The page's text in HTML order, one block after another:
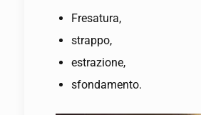
Fresatura,
strappo,
estrazione,
sfondamento.